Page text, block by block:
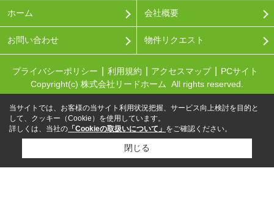
ホーム 会社概要
お問い合わせ 物件リクエスト
プライバシーポリシー 利用規約 アクセスマップ
PCサイト
Copyright(c) 株式会社リードホーム All rights reserved.
当サイトでは、お客様の当サイト利用状況把握、サービス向上検討を目的と
して、クッキー（Cookie）を使用しています。
詳しくは、当社の 「Cookieの取扱いについて」 をご確認ください。
閉じる